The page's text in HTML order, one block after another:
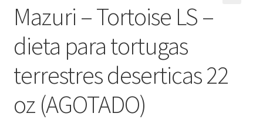
Mazuri – Tortoise LS –
dieta para tortugas
terrestres deserticas 22
oz (AGOTADO)